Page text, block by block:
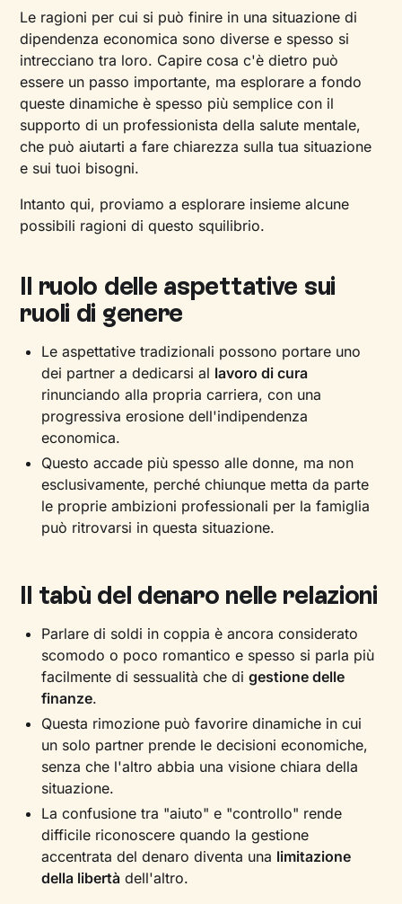
Le ragioni per cui si può finire in una situazione di
dipendenza economica sono diverse e spesso si
intrecciano tra loro. Capire cosa c'è dietro può
essere un passo importante, ma esplorare a fondo
queste dinamiche è spesso più semplice con il
supporto di un professionista della salute mentale,
che può aiutarti a fare chiarezza sulla tua situazione
e sui tuoi bisogni.
Intanto qui, proviamo a esplorare insieme alcune
possibili ragioni di questo squilibrio.
Il ruolo delle aspettative sui
ruoli di genere
Le aspettative tradizionali possono portare uno
dei partner a dedicarsi al lavoro di cura
rinunciando alla propria carriera, con una
progressiva erosione dell'indipendenza
economica.
Questo accade più spesso alle donne, ma non
esclusivamente, perché chiunque metta da parte
le proprie ambizioni professionali per la famiglia
può ritrovarsi in questa situazione.
Il tabù del denaro nelle relazioni
Parlare di soldi in coppia è ancora considerato
scomodo o poco romantico e spesso si parla più
facilmente di sessualità che digestione delle
finanze.
Questa rimozione può favorire dinamiche in cui
un solo partner prende le decisioni economiche,
senza che l'altro abbia una visione chiara della
situazione.
La confusione tra "aiuto" e "controllo" rende
difficile riconoscere quando la gestione
accentrata del denaro diventa una limitazione
della libertà dell'altro.